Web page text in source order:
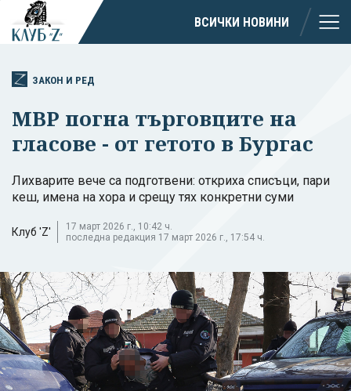
ВСИЧКИ НОВИНИ
ЗАКОН И РЕД
МВР погна търговците на
гласове - от гетото в Бургас
Лихварите вече са подготвени: откриха списъци, пари
кеш, имена на хора и срещу тях конкретни суми
Клуб 'Z'
17 март 2026 г., 10:42 ч.
последна редакция 17 март 2026 г., 17:54 ч.